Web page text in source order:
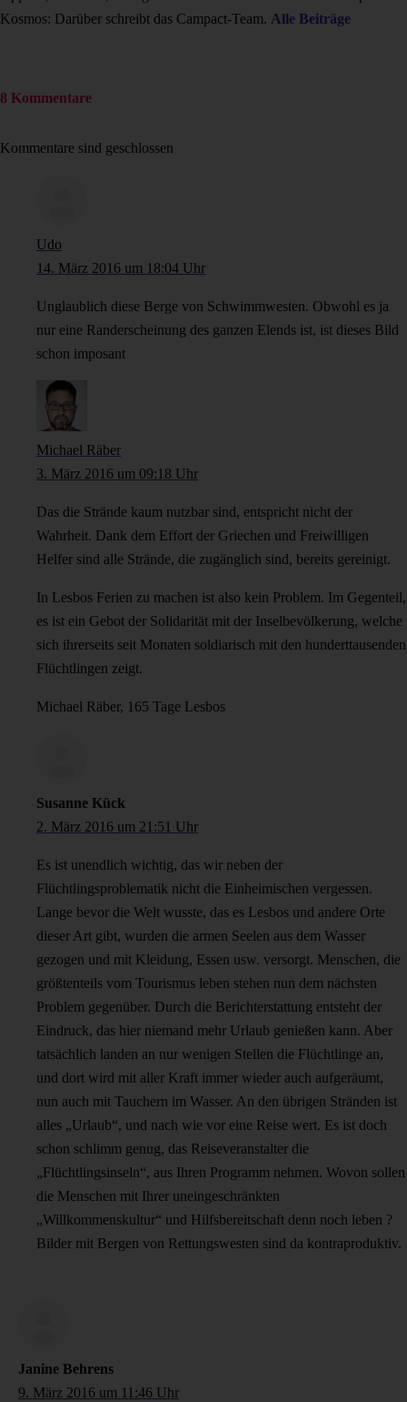
Kosmos: Darüber schreibt das Campact-Team. Alle Beiträge
8 Kommentare
Kommentare sind geschlossen
Udo
14. März 2016 um 18:04 Uhr
Unglaublich diese Berge von Schwimmwesten. Obwohl es ja
nur eine Randerscheinung des ganzen Elends ist, ist dieses Bild
schon imposant
Michael Räber
3. März 2016 um 09:18 Uhr
Das die Strände kaum nutzbar sind, entspricht nicht der
Wahrheit. Dank dem Effort der Griechen und Freiwilligen
Helfer sind alle Strände, die zugänglich sind, bereits gereinigt.
In Lesbos Ferien zu machen ist also kein Problem. Im Gegenteil,
es ist ein Gebot der Solidarität mit der Inselbevölkerung, welche
sich ihrerseits seit Monaten soldiarisch mit den hunderttausenden
Flüchtlingen zeigt.
Michael Räber, 165 Tage Lesbos
Susanne Kück
2. März 2016 um 21:51 Uhr
Es ist unendlich wichtig, das wir neben der
Flüchtlingsproblematik nicht die Einheimischen vergessen.
Lange bevor die Welt wusste, das es Lesbos und andere Orte
dieser Art gibt, wurden die armen Seelen aus dem Wasser
gezogen und mit Kleidung, Essen usw. versorgt. Menschen, die
größtenteils vom Tourismus leben stehen nun dem nächsten
Problem gegenüber. Durch die Berichterstattung entsteht der
Eindruck, das hier niemand mehr Urlaub genießen kann. Aber
tatsächlich landen an nur wenigen Stellen die Flüchtlinge an,
und dort wird mit aller Kraft immer wieder auch aufgeräumt,
nun auch mit Tauchern im Wasser. An den übrigen Stränden ist
alles „Urlaub“, und nach wie vor eine Reise wert. Es ist doch
schon schlimm genug, das Reiseveranstalter die
„Flüchtlingsinseln“, aus Ihren Programm nehmen. Wovon sollen
die Menschen mit Ihrer uneingeschränkten
„Willkommenskultur“ und Hilfsbereitschaft denn noch leben ?
Bilder mit Bergen von Rettungswesten sind da kontraproduktiv.
Janine Behrens
9. März 2016 um 11:46 Uhr